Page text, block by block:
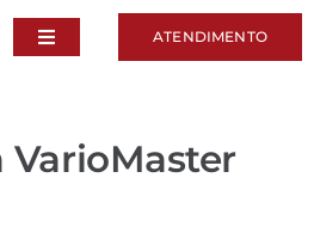
Toggle
ATENDIMENTO
VarioMaster